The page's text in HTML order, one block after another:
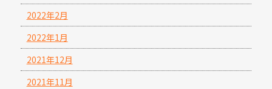
2022年2月
2022年1月
2021年12月
2021年11月